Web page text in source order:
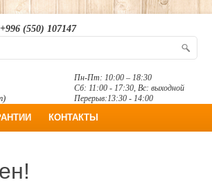
(550) 107147
Пн-Пт: 10:00 – 18:30
Сб: 11:00 - 17:30, Вс: выходной
Перерыв:13:30 - 14:00
КОНТАКТЫ